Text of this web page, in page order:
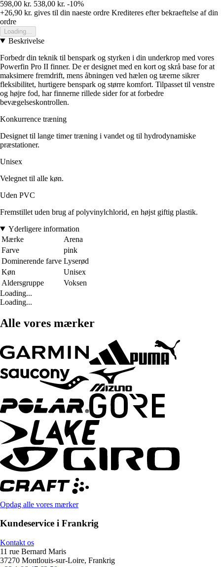
598,00 kr. 538,00 kr. -10%
+26,90 kr. gives til din naeste ordre Krediteres efter bekraeftelse af din
ordre
Loading...
Beskrivelse
Forbedr din teknik til benspark og styrken i din underkrop med vores
Powerfin Pro II finner. De er designet med en kort og skrå base for at
maksimere fremdrift, mens åbningen ved hælen og tæerne sikrer
fleksibilitet, hurtigere benspark og større komfort. Tilpasset til venstre
og højre fod, har finnerne rillede sider for at forbedre
bevægelseskontrollen.
Konkurrence træning
Designet til lange timer træning i vandet og til hydrodynamiske
præstationer.
Unisex
Velegnet til alle køn.
Uden PVC
Fremstillet uden brug af polyvinylchlorid, en højst giftig plastik.
Yderligere information
Mærke
Arena
Farve
pink
Dominerende farve Lyserød
Køn
Unisex
Aldersgruppe
Voksen
Loading...
Loading...
Alle vores mærker
Opdag alle vores mærker
Kundeservice i Frankrig
Kontakt os
11 rue Bernard Maris
37270 Montlouis-sur-Loire, Frankrig